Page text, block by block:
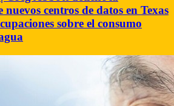
centros de datos en Texas
sobre el consumo